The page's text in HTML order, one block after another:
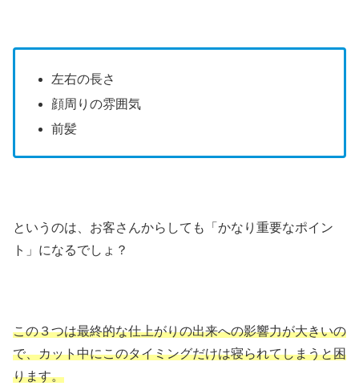
左右の長さ
顔周りの雰囲気
前髪
というのは、お客さんからしても「かなり重要なポイン
ト」になるでしょ？
この３つは最終的な仕上がりの出来への影響力が大きいの
で、カット中にこのタイミングだけは寝られてしまうと困
ります。